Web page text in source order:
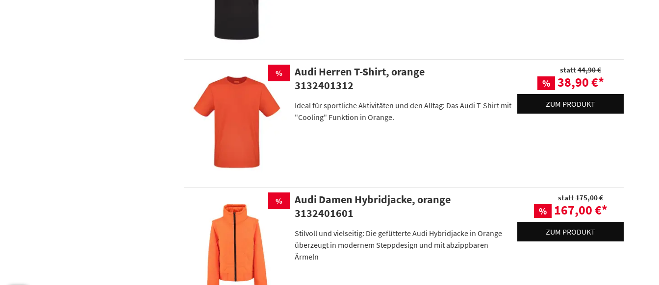
%
Audi Herren T-Shirt, orange
3132401312
Ideal für sportliche Aktivitäten und den Alltag: Das Audi T-Shirt mit
"Cooling" Funktion in Orange.
statt44,90 €
% 38,90 €*
ZUM PRODUKT
%
Audi Damen Hybridjacke, orange
3132401601
Stilvoll und vielseitig: Die gefütterte Audi Hybridjacke in Orange
überzeugt in modernem Steppdesign und mit abzippbaren
Ärmeln
statt175,00 €
% 167,00 €*
ZUM PRODUKT